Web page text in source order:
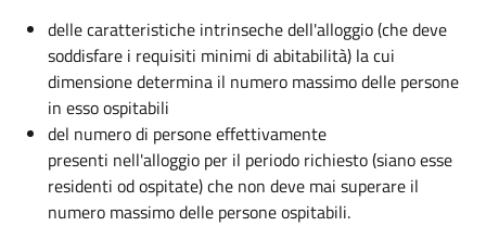
delle caratteristiche intrinseche dell'alloggio (che deve
soddisfare i requisiti minimi di abitabilità) la cui
dimensione determina il numero massimo delle persone
in esso ospitabili
del numero di persone effettivamente
presenti nell'alloggio per il periodo richiesto (siano esse
residenti od ospitate) che non deve mai superare il
numero massimo delle persone ospitabili.